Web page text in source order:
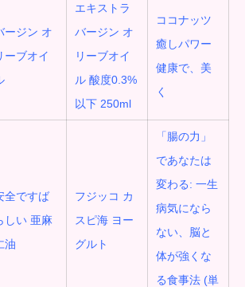
ージン オ
ーブオイ
エキストラ
バージン オ
リーブオイ
ル 酸度0.3%
以下 250ml
ココナッツ
癒しパワー
健康で、美
く
全ですば
しい 亜麻
油
フジッコ カ
スピ海 ヨー
グルト
「腸の力」
であなたは
変わる: 一生
病気になら
ない、脳と
体が強くな
る食事法 (単